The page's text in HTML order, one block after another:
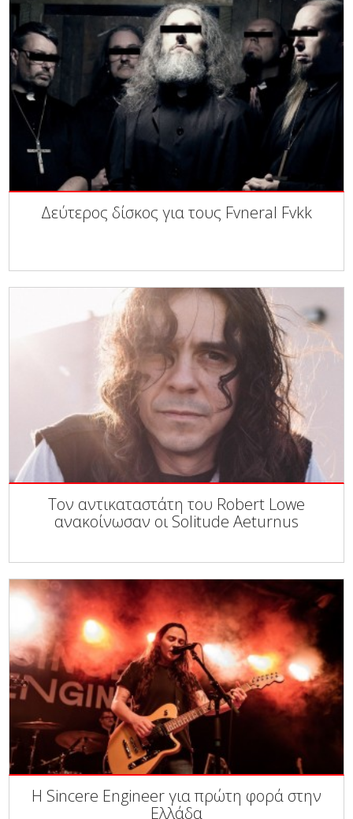
Δεύτερος δίσκος για τους Fvneral Fvkk
Τον αντικαταστάτη του Robert Lowe
ανακοίνωσαν οι Solitude Aeturnus
Η Sincere Engineer για πρώτη φορά στην
Ελλάδα